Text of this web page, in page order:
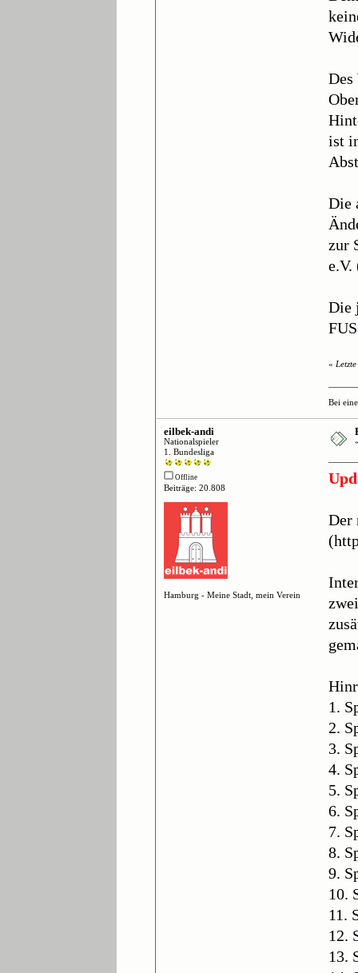
ist
Die
zur
e.V.
Die
«
Bei
eilbek-andi
Nationalspieler
1. Bundesliga
Offline
Beiträge: 20.808
Hamburg - Meine Stadt, mein Verein
Der
(
1.
2.
3.
4.
5.
6.
7.
8.
9.
10.
11.
12.
13.